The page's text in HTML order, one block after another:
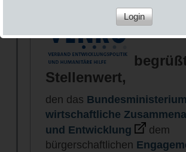
Stellenwert,
den das
wirtschaftliche
und Entwicklung
dem
bürgerschaftlichen